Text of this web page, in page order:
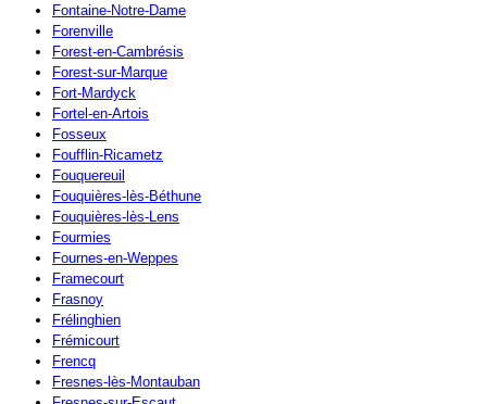
Fontaine-Notre-Dame
Forenville
Forest-en-Cambrésis
Forest-sur-Marque
Fort-Mardyck
Fortel-en-Artois
Fosseux
Foufflin-Ricametz
Fouquereuil
Fouquières-lès-Béthune
Fouquières-lès-Lens
Fourmies
Fournes-en-Weppes
Framecourt
Frasnoy
Frélinghien
Frémicourt
Frencq
Fresnes-lès-Montauban